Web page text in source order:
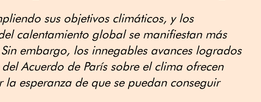
sus objetivos climáticos, y los
calentamiento global se manifiestan más
embargo, los innegables avances logrados
Acuerdo de París sobre el clima ofrecen
esperanza de que se puedan conseguir